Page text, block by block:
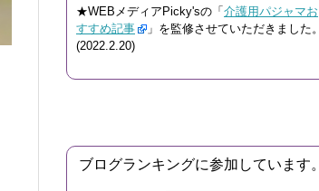
★WEBメディアPicky'sの「 介護用パジャマお
すすめ記事
」を監修させていただきました。
(2022.2.20)
ブログランキングに参加しています。